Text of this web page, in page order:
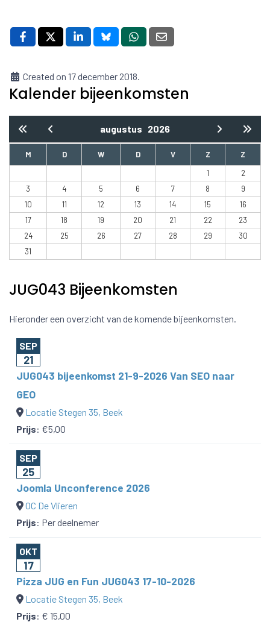
Created on 17 december 2018.
Kalender bijeenkomsten
augustus 2026
M D W D V Z
Z
1
2
3
4 5 6 7 8
9
10
11 12 13 14 15
16
17
18 19 20 21 22
23
24
25 26 27 28 29
30
31
JUG043 Bijeenkomsten
Hieronder een overzicht van de komende bijeenkomsten.
SEP
21
JUG043 bijeenkomst 21-9-2026 Van SEO naar
GEO
Locatie Stegen 35, Beek
Prijs: €5,00
SEP
25
Joomla Unconference 2026
OC De Vlieren
Prijs: Per deelnemer
OKT
17
Pizza JUG en Fun JUG043 17-10-2026
Locatie Stegen 35, Beek
Prijs: € 15,00